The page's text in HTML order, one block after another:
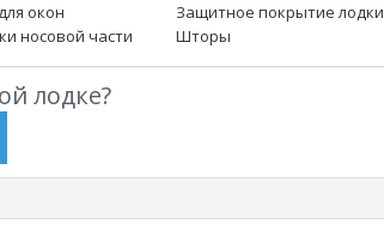
окон
Защитное покрытие лодки
носовой части Шторы
лодке?